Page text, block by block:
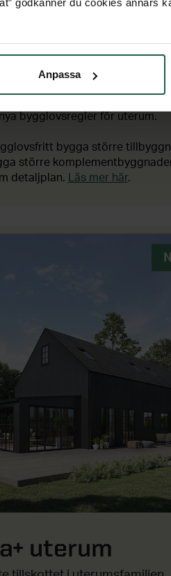
godkänner du cookies annars
Anpassa
bygglovsregler för uterum.
bygga större
större
detaljplan. Läs mer här.
uterum